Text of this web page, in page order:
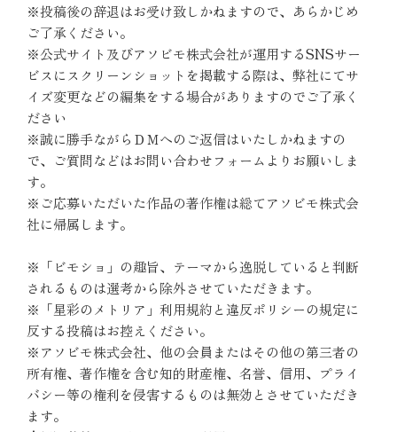
※投稿後の辞退はお受け致しかねますので、あらかじめ
ご了承ください。
※公式サイト及びアソビモ株式会社が運用するSNSサー
ビスにスクリーンショットを掲載する際は、弊社にてサ
イズ変更などの編集をする場合がありますのでご了承く
ださい
※誠に勝手ながらＤＭへのご返信はいたしかねますの
で、ご質問などはお問い合わせフォームよりお願いしま
す。
※ご応募いただいた作品の著作権は総てアソビモ株式会
社に帰属します。
※「ビモショ」の趣旨、テーマから逸脱していると判断
されるものは選考から除外させていただきます。
※「星彩のメトリア」利用規約と違反ポリシーの規定に
反する投稿はお控えください。
※アソビモ株式会社、他の会員またはその他の第三者の
所有権、著作権を含む知的財産権、名誉、信用、プライ
バシー等の権利を侵害するものは無効とさせていただき
ます。